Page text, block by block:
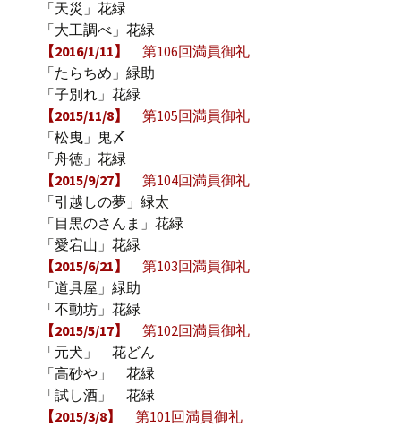
「天災」花緑
「大工調べ」花緑
【2016/1/11】
第106回満員御礼
「たらちめ」緑助
「子別れ」花緑
【2015/11/8】
第105回満員御礼
「松曳」鬼〆
「舟徳」花緑
【2015/9/27】
第104回満員御礼
「引越しの夢」緑太
「目黒のさんま」花緑
「愛宕山」花緑
【2015/6/21】
第103回満員御礼
「道具屋」緑助
「不動坊」花緑
【2015/5/17】
第102回満員御礼
「元犬」 花どん
「高砂や」 花緑
「試し酒」 花緑
【2015/3/8】
第101回満員御礼